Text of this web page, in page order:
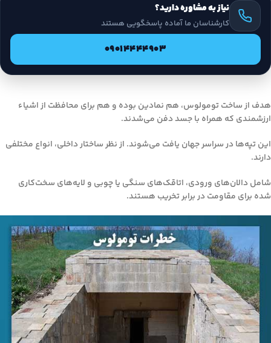
نیاز به مشاوره دارید؟
کارشناسان ما آماده پاسخگویی هستند
09014444903
هدف از ساخت تومولوس، هم نمادین بوده و هم برای محافظت از اشیاء
ارزشمندی که همراه با جسد دفن می‌شدند.
این تپه‌ها در سراسر جهان یافت می‌شوند. از نظر ساختار داخلی، انواع مختلفی
دارند.
شامل دالان‌های ورودی، اتاقک‌های سنگی یا چوبی و لایه‌های سخت‌کاری
شده برای مقاومت در برابر تخریب هستند.